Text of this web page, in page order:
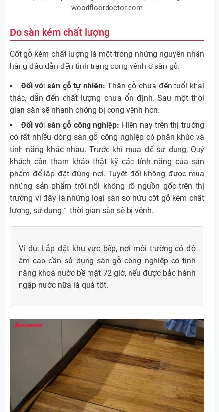
woodfloordoctor.com
Do sàn kém chất lượng
Cốt gỗ kém chất lượng là một trong những nguyên nhân
hàng đầu dẫn đến tình trạng cong vênh ở sàn gỗ.
Đối với sàn gỗ tự nhiên: Thân gỗ chưa đến tuổi khai
thác, dẫn đến chất lượng chưa ổn định. Sau một thời
gian sàn sẽ nhanh chóng bị cong vênh hơn.
Đối với sàn gỗ công nghiệp: Hiện nay trên thị trường
có rất nhiều dòng sàn gỗ công nghiệp có phân khúc và
tính năng khác nhau. Trước khi mua để sử dụng, Quý
khách cần tham khảo thật kỹ các tính năng của sản
phẩm để lắp đặt đúng nơi. Tuyệt đối không được mua
những sản phẩm trôi nổi không rõ nguồn gốc trên thị
trường vì đây là những loại sàn sở hữu cốt gỗ kém chất
lượng, sử dụng 1 thời gian sàn sẽ bị vênh.
Ví dụ: Lắp đặt khu vực bếp, nơi môi trường có độ
ẩm cao cần sử dụng sàn gỗ công nghiệp có tính
năng khoá nước bề mặt 72 giờ, nếu được bảo hành
ngập nước nữa là quá tốt.